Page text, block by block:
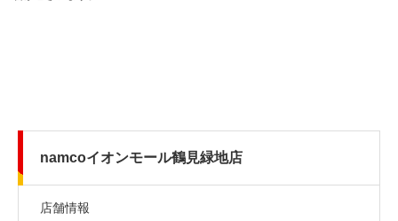
namcoイオンモール鶴見緑地店
店舗情報